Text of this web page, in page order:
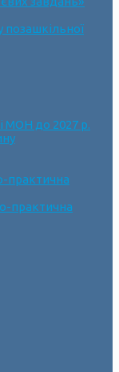
МОН до 2027 р.
практична
практична